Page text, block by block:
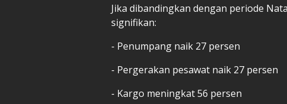
Jika dibandingkan dengan periode
signifikan:
- Penumpang naik 27 persen
- Pergerakan pesawat naik 27 persen
- Kargo meningkat 56 persen